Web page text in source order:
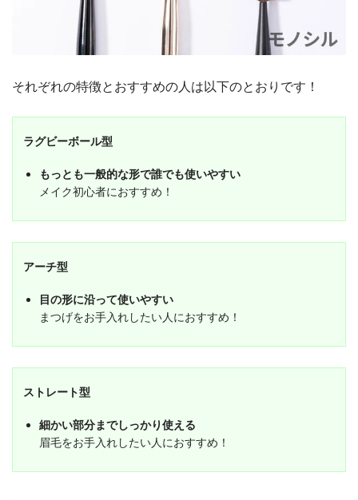
それぞれの特徴とおすすめの人は以下のとおりです！
ラグビーボール型
もっとも一般的な形で誰でも使いやすい
メイク初心者におすすめ！
アーチ型
目の形に沿って使いやすい
まつげをお手入れしたい人におすすめ！
ストレート型
細かい部分までしっかり使える
眉毛をお手入れしたい人におすすめ！